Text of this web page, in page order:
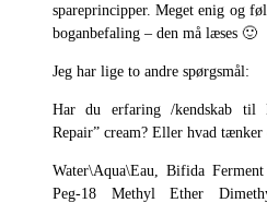
spareprincipper. Meget enig og
boganbefaling – den må læses 🙂
Jeg har lige to andre spørgsmål:
Har du erfaring /kendskab til
Repair” cream? Eller hvad tænker
Water\Aqua\Eau, Bifida
Peg-18 Methyl Ether